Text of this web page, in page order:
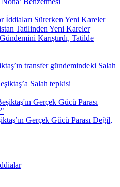
Karıştırdı, Tatilde
Salah tepkisi
Gerçek Gücü Parası Değil,